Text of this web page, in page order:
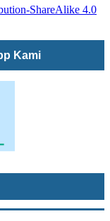
ShareAlike 4.0
Kami